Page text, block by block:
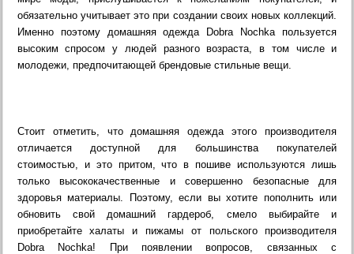
обязательно учитывает это при создании своих новых коллекций.
Именно поэтому домашняя одежда Dobra Nochka пользуется
высоким спросом у людей разного возраста, в том числе и
молодежи, предпочитающей брендовые стильные вещи.
Стоит отметить, что домашняя одежда этого производителя
отличается доступной для большинства покупателей
стоимостью, и это притом, что в пошиве используются лишь
только высококачественные и совершенно безопасные для
здоровья материалы. Поэтому, если вы хотите пополнить или
обновить свой домашний гардероб, смело выбирайте и
приобретайте халаты и пижамы от польского производителя
Dobra Nochka! При появлении вопросов, связанных с